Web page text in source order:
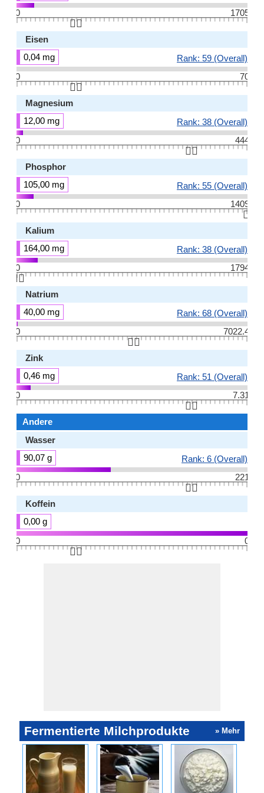
0 1705
👆🏻
Eisen
0,04 mg
Rank: 59 (Overall)
0
70
👆🏻
Magnesium
12,00 mg
Rank: 38 (Overall)
0
444
👆🏻
Phosphor
105,00 mg
Rank: 55 (Overall)
0
1409
👆🏻
Kalium
164,00 mg
Rank: 38 (Overall)
0
1794
👆🏻
Natrium
40,00 mg
Rank: 68 (Overall)
0
7022.4
👆🏻
Zink
0,46 mg
Rank: 51 (Overall)
0
7.31
👆🏻
Andere
Wasser
90,07 g
Rank: 6 (Overall)
0
221
👆🏻
Koffein
0,00 g
0
0
👆🏻
Fermentierte Milchprodukte » Mehr